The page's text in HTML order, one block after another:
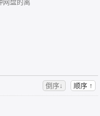
网盘的离
倒序↓ 顺序 ↑